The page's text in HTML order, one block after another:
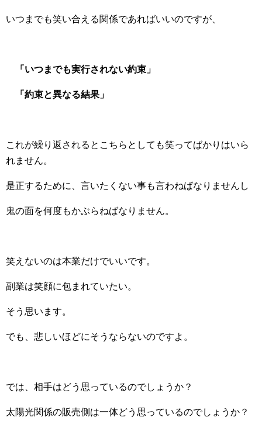
いつまでも笑い合える関係であればいいのですが、
「いつまでも実行されない約束」
「約束と異なる結果」
これが繰り返されるとこちらとしても笑ってばかりはいら
れません。
是正するために、言いたくない事も言わねばなりませんし
鬼の面を何度もかぶらねばなりません。
笑えないのは本業だけでいいです。
副業は笑顔に包まれていたい。
そう思います。
でも、悲しいほどにそうならないのですよ。
では、相手はどう思っているのでしょうか？
太陽光関係の販売側は一体どう思っているのでしょうか？